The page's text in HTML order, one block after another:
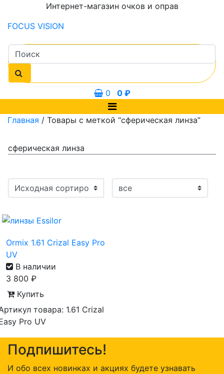
Интернет-магазин очков и оправ
FOCUS VISION
0 0 ₽
Главная / Товары с меткой “сферическая линза”
сферическая линза
Ormix 1.61 Crizal Easy Pro
UV
В наличии
3 800 ₽
Купить
товара: 1.61 Crizal
Pro UV
Подпишитесь!
И обо всех новинках и акциях будете узнавать